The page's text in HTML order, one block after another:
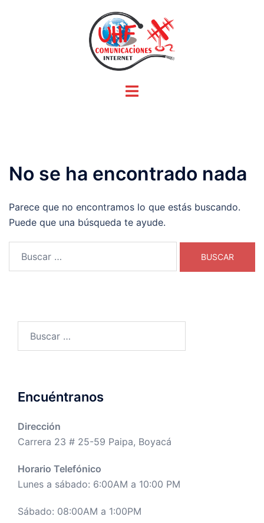
Alternar
No se ha encontrado nada
Parece que no encontramos lo que estás buscando.
Puede que una búsqueda te ayude.
Encuéntranos
Dirección
Carrera 23 # 25-59 Paipa, Boyacá
Horario Telefónico
Lunes a sábado: 6:00AM a 10:00 PM
Sábado: 08:00AM a 1:00PM